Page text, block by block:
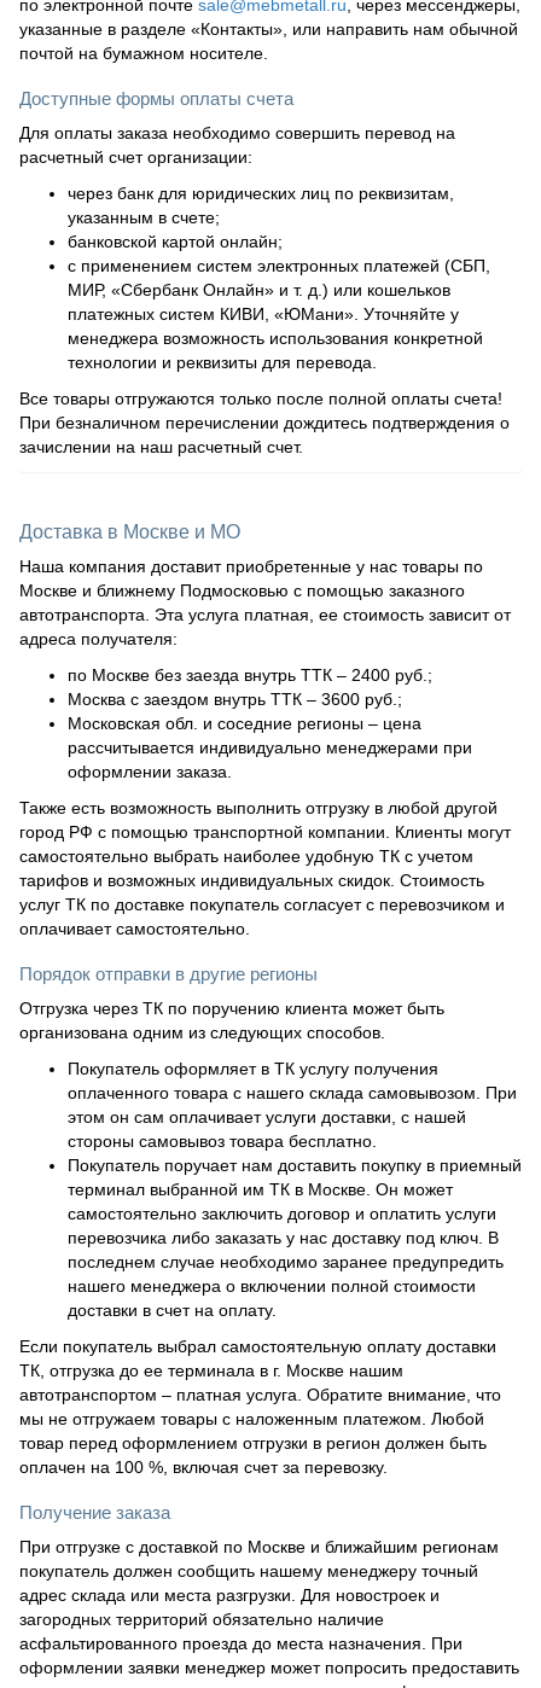
по электронной почте sale@mebmetall.ru , через мессенджеры,
указанные в разделе «Контакты», или направить нам обычной
почтой на бумажном носителе.
Доступные формы оплаты счета
Для оплаты заказа необходимо совершить перевод на
расчетный счет организации:
через банк для юридических лиц по реквизитам,
указанным в счете;
банковской картой онлайн;
с применением систем электронных платежей (СБП,
МИР, «Сбербанк Онлайн» и т. д.) или кошельков
платежных систем КИВИ, «ЮМани». Уточняйте у
менеджера возможность использования конкретной
технологии и реквизиты для перевода.
Все товары отгружаются только после полной оплаты счета!
При безналичном перечислении дождитесь подтверждения о
зачислении на наш расчетный счет.
Доставка в Москве и МО
Наша компания доставит приобретенные у нас товары по
Москве и ближнему Подмосковью с помощью заказного
автотранспорта. Эта услуга платная, ее стоимость зависит от
адреса получателя:
по Москве без заезда внутрь ТТК – 2400 руб.;
Москва с заездом внутрь ТТК – 3600 руб.;
Московская обл. и соседние регионы – цена
рассчитывается индивидуально менеджерами при
оформлении заказа.
Также есть возможность выполнить отгрузку в любой другой
город РФ с помощью транспортной компании. Клиенты могут
самостоятельно выбрать наиболее удобную ТК с учетом
тарифов и возможных индивидуальных скидок. Стоимость
услуг ТК по доставке покупатель согласует с перевозчиком и
оплачивает самостоятельно.
Порядок отправки в другие регионы
Отгрузка через ТК по поручению клиента может быть
организована одним из следующих способов.
Покупатель оформляет в ТК услугу получения
оплаченного товара с нашего склада самовывозом. При
этом он сам оплачивает услуги доставки, с нашей
стороны самовывоз товара бесплатно.
Покупатель поручает нам доставить покупку в приемный
терминал выбранной им ТК в Москве. Он может
самостоятельно заключить договор и оплатить услуги
перевозчика либо заказать у нас доставку под ключ. В
последнем случае необходимо заранее предупредить
нашего менеджера о включении полной стоимости
доставки в счет на оплату.
Если покупатель выбрал самостоятельную оплату доставки
ТК, отгрузка до ее терминала в г. Москве нашим
автотранспортом – платная услуга. Обратите внимание, что
мы не отгружаем товары с наложенным платежом. Любой
товар перед оформлением отгрузки в регион должен быть
оплачен на 100 %, включая счет за перевозку.
Получение заказа
При отгрузке с доставкой по Москве и ближайшим регионам
покупатель должен сообщить нашему менеджеру точный
адрес склада или места разгрузки. Для новостроек и
загородных территорий обязательно наличие
асфальтированного проезда до места назначения. При
оформлении заявки менеджер может попросить предоставить